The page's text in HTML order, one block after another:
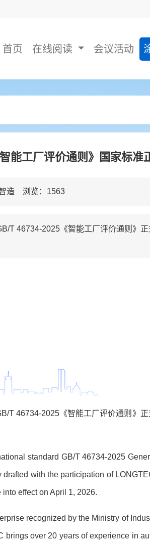
首页 在线阅读 会议活动
能工厂评价通则》国家标准
造 浏览： 1563
46734-2025《智能工厂评价通则》正
46734-2025《智能工厂评价通则》正
nal standard GB/T 46734-2025
drafted with the participation of
effect on April 1, 2026.
recognized by the Ministry of
brings over 20 years of experience in